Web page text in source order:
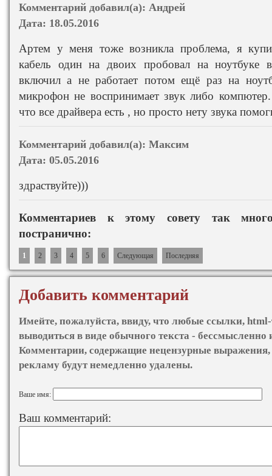
Комментарий добавил(а): Андрей
Дата: 18.05.2016
Артем у меня тоже возникла проблема, я
кабель один на двоих пробовал на ноутбуке
включил а не работает потом ещё раз на
микрофон не воспринимает звук либо
что все драйвера есть , но просто нету звука
Комментарий добавил(а): Максим
Дата: 05.05.2016
здраствуйте)))
Комментариев к этому совету так
постранично:
1 2 3 4 5 6 Следующая Последняя
Добавить комментарий
Имейте, пожалуйста, ввиду, что любые ссылки,
выводиться в виде обычного текста - бессмысленно
Комментарии, содержащие нецензурные
рекламу будут немедленно удалены.
Ваше имя:
Ваш комментарий: